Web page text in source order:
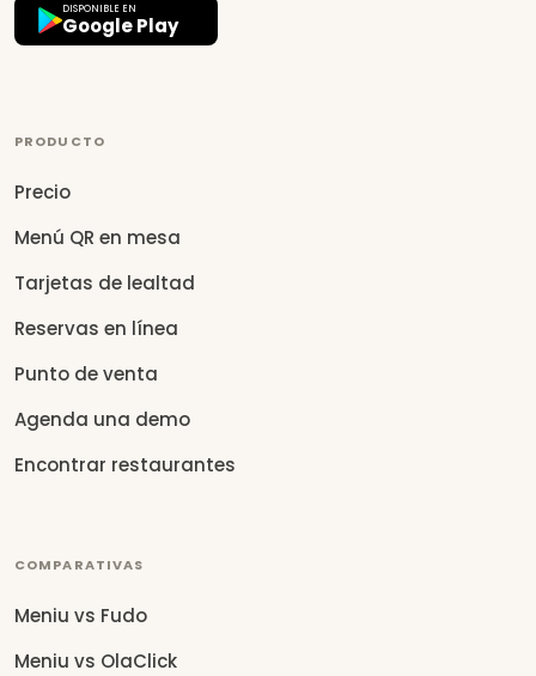
DISPONIBLE EN
Google Play
PRODUCTO
Precio
Menú QR en mesa
Tarjetas de lealtad
Reservas en línea
Punto de venta
Agenda una demo
Encontrar restaurantes
COMPARATIVAS
Meniu vs Fudo
Meniu vs OlaClick